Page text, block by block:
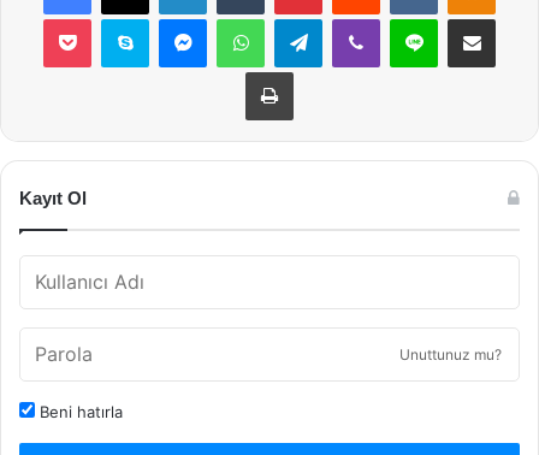
Pocket Skype MessengerWhatsAppTelegramViber Line E-Posta ile
Yazdır
Kayıt Ol
Unuttunuz mu?
Beni hatırla